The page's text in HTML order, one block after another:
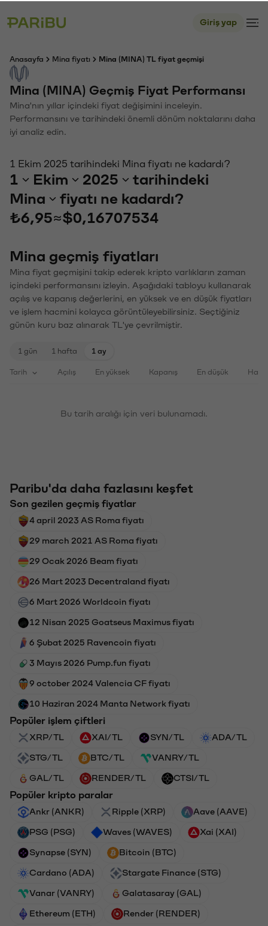
Giriş yap
Anasayfa Mina fiyatı Mina (MINA) TL fiyat geçmişi
Mina (MINA) Geçmiş Fiyat Performansı
Mina'nın yıllar içindeki fiyat değişimini inceleyin.
Performansını ve tarihindeki önemli dönüm noktalarını daha
iyi analiz edin.
1 Ekim 2025 tarihindeki Mina fiyatı ne kadardı?
1 Ekim 2025
tarihindeki
Mina
fiyatı ne kadardı?
₺6,95≈$0,16707534
Mina geçmiş fiyatları
Mina fiyat geçmişini takip ederek kripto varlıkların zaman
içindeki performansını izleyin. Aşağıdaki tabloyu kullanarak
açılış ve kapanış değerlerini, en yüksek ve en düşük fiyatları
ve işlem hacmini kolayca görüntüleyebilirsiniz. Seçtiğiniz
günün kuru baz alınarak TL'ye çevrilmiştir.
1 gün 1 hafta 1 ay
Tarih Açılış En yüksek Kapanış En düşük
Bu tarih aralığı için veri bulunamadı.
Paribu'da daha fazlasını keşfet
Son gezilen geçmiş fiyatlar
4 april 2023 AS Roma fiyatı
29 march 2021 AS Roma fiyatı
29 Ocak 2026 Beam fiyatı
26 Mart 2023 Decentraland fiyatı
6 Mart 2026 Worldcoin fiyatı
12 Nisan 2025 Goatseus Maximus fiyatı
6 Şubat 2025 Ravencoin fiyatı
3 Mayıs 2026 Pump.fun fiyatı
9 october 2024 Valencia CF fiyatı
10 Haziran 2024 Manta Network fiyatı
Popüler işlem çiftleri
XRP/TL XAI/TL SYN/TL ADA/TL
STG/TL BTC/TL VANRY/TL
GAL/TL RENDER/TL CTSI/TL
Popüler kripto paralar
Ankr (ANKR) Ripple (XRP) Aave (AAVE)
PSG (PSG) Waves (WAVES) Xai (XAI)
Synapse (SYN) Bitcoin (BTC)
Cardano (ADA) Stargate Finance (STG)
Vanar (VANRY) Galatasaray (GAL)
Ethereum (ETH) Render (RENDER)